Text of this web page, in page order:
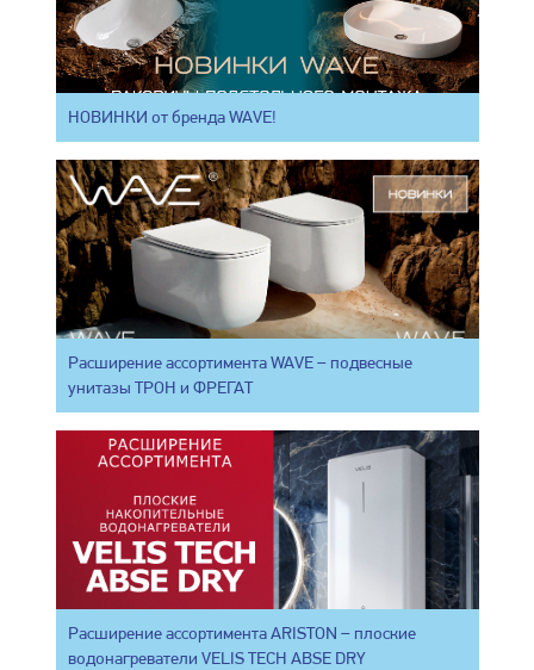
НОВИНКИ от бренда WAVE!
Расширение ассортимента WAVE – подвесные
унитазы ТРОН и ФРЕГАТ
Расширение ассортимента ARISTON – плоские
водонагреватели VELIS TECH ABSE DRY